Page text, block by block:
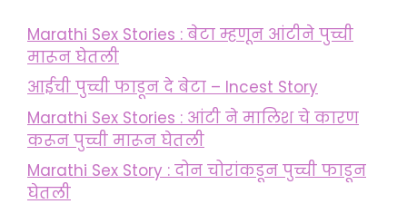
Marathi Sex Stories : बेटा म्हणून आंटीने पुच्ची
मारून घेतली
आईची पुच्ची फाडून दे बेटा – Incest Story
Marathi Sex Stories : आंटी ने मालिश चे कारण
करून पुच्ची मारून घेतली
Marathi Sex Story : दोन चोरांकडून पुच्ची फाडून
घेतली